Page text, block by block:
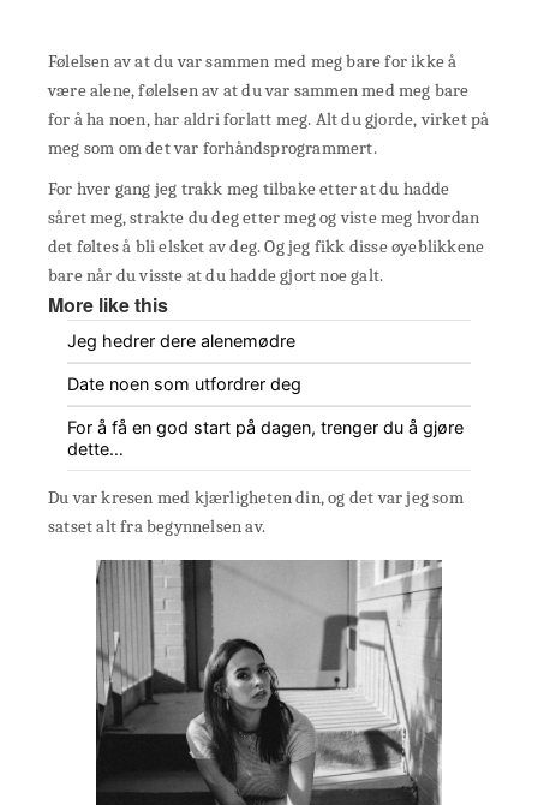
Følelsen av at du var sammen med meg bare for ikke å
være alene, følelsen av at du var sammen med meg bare
for å ha noen, har aldri forlatt meg. Alt du gjorde, virket på
meg som om det var forhåndsprogrammert.
For hver gang jeg trakk meg tilbake etter at du hadde
såret meg, strakte du deg etter meg og viste meg hvordan
det føltes å bli elsket av deg. Og jeg fikk disse øyeblikkene
bare når du visste at du hadde gjort noe galt.
More like this
Jeg hedrer dere alenemødre
Date noen som utfordrer deg
For å få en god start på dagen, trenger du å gjøre
dette…
Du var kresen med kjærligheten din, og det var jeg som
satset alt fra begynnelsen av.